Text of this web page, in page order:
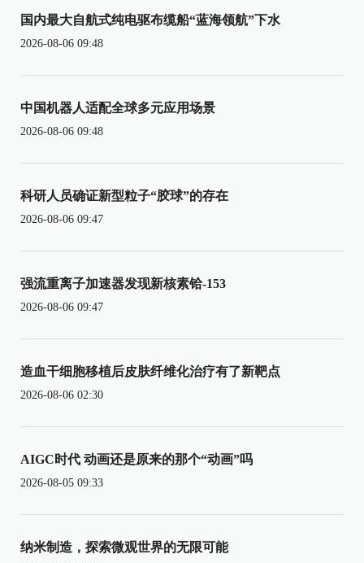
国内最大自航式纯电驱布缆船“蓝海领航”下水
2026-08-06 09:48
中国机器人适配全球多元应用场景
2026-08-06 09:48
科研人员确证新型粒子“胶球”的存在
2026-08-06 09:47
强流重离子加速器发现新核素铪-153
2026-08-06 09:47
造血干细胞移植后皮肤纤维化治疗有了新靶点
2026-08-06 02:30
AIGC时代 动画还是原来的那个“动画”吗
2026-08-05 09:33
纳米制造，探索微观世界的无限可能